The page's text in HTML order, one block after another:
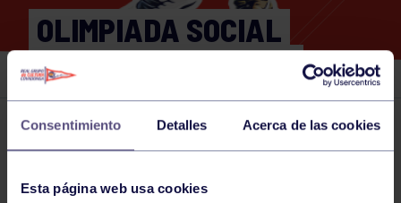
Consentimiento Detalles Acerca de las cookies
Esta página web usa cookies
OLIMPIADA SOCIAL
WATER-TENIS 2024